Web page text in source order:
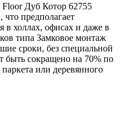
Floor Дуб Котор 62755
что предполагает
в холлах, офисах и даже в
типа Замковое монтаж
сроки, без специальной
быть сокращено на 70% по
или деревянного